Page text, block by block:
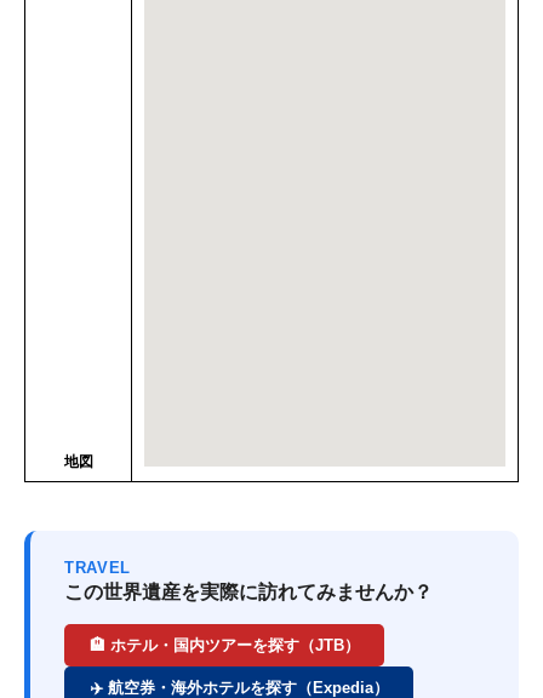
地図
TRAVEL
この世界遺産を実際に訪れてみませんか？
🏨 ホテル・国内ツアーを探す（JTB）
✈️ 航空券・海外ホテルを探す（Expedia）